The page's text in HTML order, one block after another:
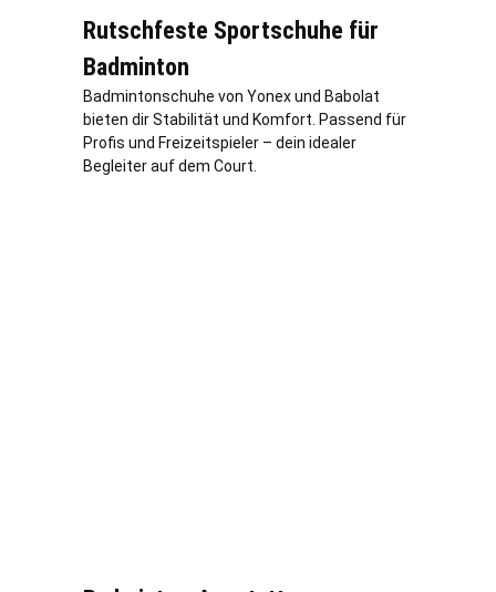
Rutschfeste Sportschuhe für
Badminton
Badmintonschuhe von Yonex und Babolat
bieten dir Stabilität und Komfort. Passend für
Profis und Freizeitspieler – dein idealer
Begleiter auf dem Court.